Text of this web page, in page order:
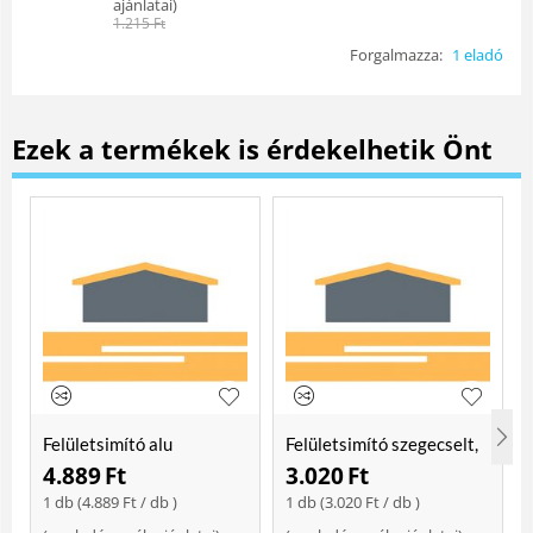
ajánlatai)
1.215Ft
Forgalmazza: 1 eladó
Ezek a termékek is érdekelhetik Önt
Felületsimító alu
erősített, rome 400 mm
Soft
4.889Ft
1 db (4.889 Ft/ db )
Felületsimító szegecselt,
rome 400mm
3.020Ft
1 db (3.020 Ft/ db )